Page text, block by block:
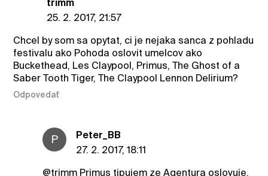
trimm
25. 2. 2017, 21:57
Chcel by som sa opytat, ci je nejaka sanca z pohladu
festivalu ako Pohoda oslovit umelcov ako
Buckethead, Les Claypool, Primus, The Ghost of a
Saber Tooth Tiger, The Claypool Lennon Delirium?
Odpovedať
P
Peter_BB
27. 2. 2017, 18:11
@trimmPrimus tipujem ze Agentura oslovuje,